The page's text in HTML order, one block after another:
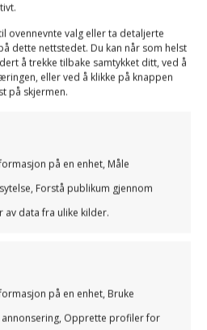
ovennevnte valg eller ta detaljerte
dette nettstedet. Du kan når som helst
å trekke tilbake samtykket ditt, ved å
eller ved å klikke på knappen
på skjermen.
på en enhet, Måle
Forstå publikum gjennom
av data fra ulike kilder.
på en enhet, Bruke
Opprette profiler for
tilbyr alle
et økonomissystem
gjøres direkte fra
er utført oppdateres
tid og slipper å hoppe
kan opprettes til grupper